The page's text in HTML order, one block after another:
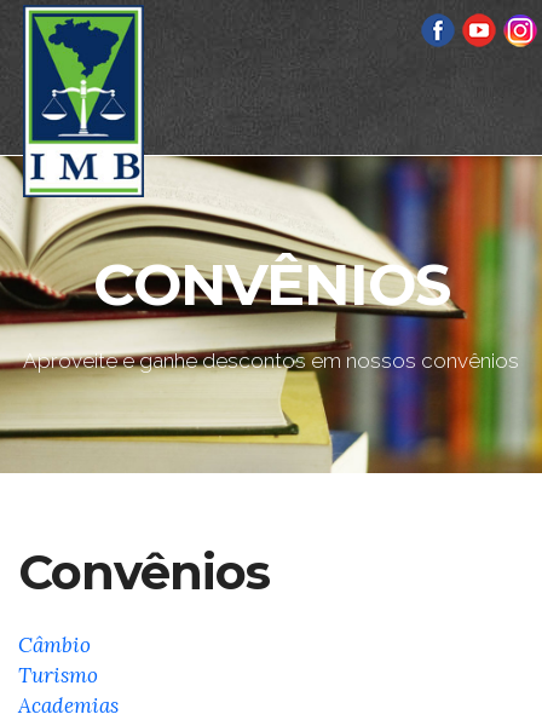
CONVÊNIOS
Aproveite e ganhe descontos em nossos convênios
Convênios
Câmbio
Turismo
Academias